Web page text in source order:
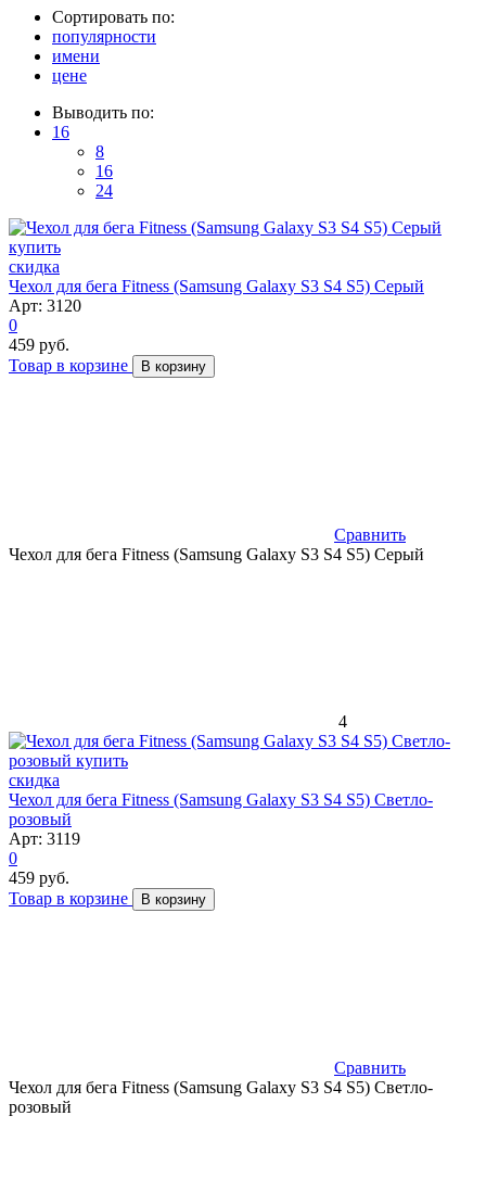
Сортировать по:
популярности
имени
цене
Выводить по:
16
8
16
24
скидка
Чехол для бега Fitness (Samsung Galaxy S3 S4 S5) Серый
Арт: 3120
0
459 руб.
Товар в корзине
В корзину
Сравнить
Чехол для бега Fitness (Samsung Galaxy S3 S4 S5) Серый
4
скидка
Чехол для бега Fitness (Samsung Galaxy S3 S4 S5) Светло-
розовый
Арт: 3119
0
459 руб.
Товар в корзине
В корзину
Сравнить
Чехол для бега Fitness (Samsung Galaxy S3 S4 S5) Светло-
розовый